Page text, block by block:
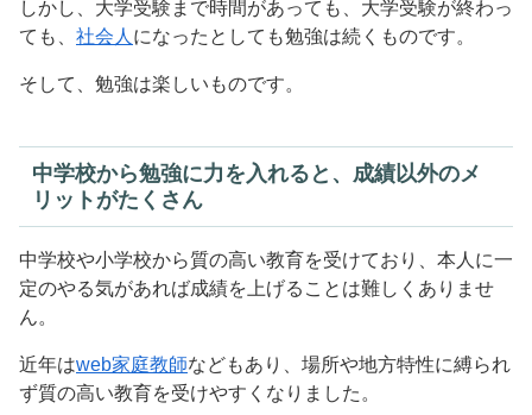
しかし、大学受験まで時間があっても、大学受験が終わっ
ても、 社会人 になったとしても勉強は続くものです。
そして、勉強は楽しいものです。
中学校から勉強に力を入れると、成績以外のメ
リットがたくさん
中学校や小学校から質の高い教育を受けており、本人に一
定のやる気があれば成績を上げることは難しくありませ
ん。
近年はweb家庭教師などもあり、場所や地方特性に縛られ
ず質の高い教育を受けやすくなりました。